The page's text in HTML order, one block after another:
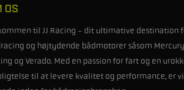
OS
til JJ Racing - dit ultimative destination
og højtydende bådmotorer såsom Mercury
og Verado. Med en passion for fart og en
til at levere kvalitet og performance, er vi